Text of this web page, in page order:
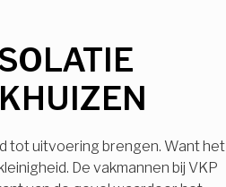
tot uitvoering brengen. Want het
De vakmannen bij VKP